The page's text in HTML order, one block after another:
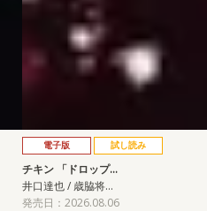
電子版 試し読み
チキン 「ドロップ…
井口達也 / 歳脇将…
発売日：2026.08.06